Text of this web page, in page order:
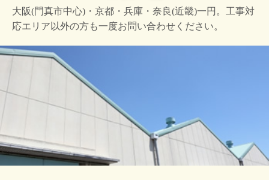
大阪(門真市中心)・京都・兵庫・奈良(近畿)一円。工事対
応エリア以外の方も一度お問い合わせください。